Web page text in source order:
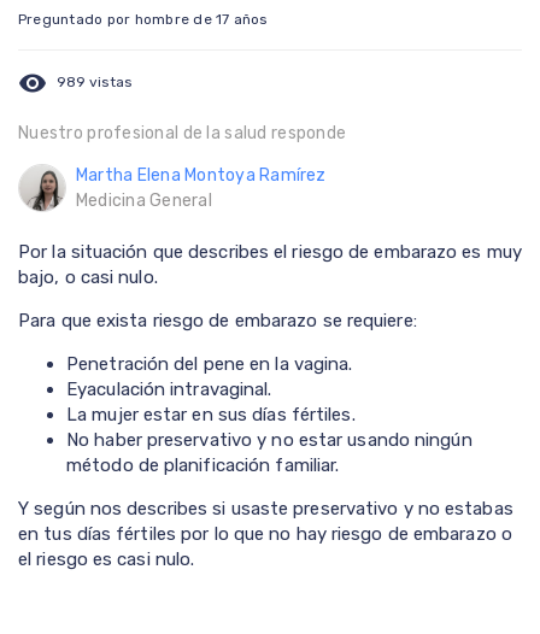
Preguntado por hombre de 17 años
visibility 989 vistas
Nuestro profesional de la salud responde
Martha Elena Montoya Ramírez
Medicina General
Por la situación que describes el riesgo de embarazo es muy
bajo, o casi nulo.
Para que exista riesgo de embarazo se requiere:
Penetración del pene en la vagina.
Eyaculación intravaginal.
La mujer estar en sus días fértiles.
No haber preservativo y no estar usando ningún
método de planificación familiar.
Y según nos describes si usaste preservativo y no estabas
en tus días fértiles por lo que no hay riesgo de embarazo o
el riesgo es casi nulo.